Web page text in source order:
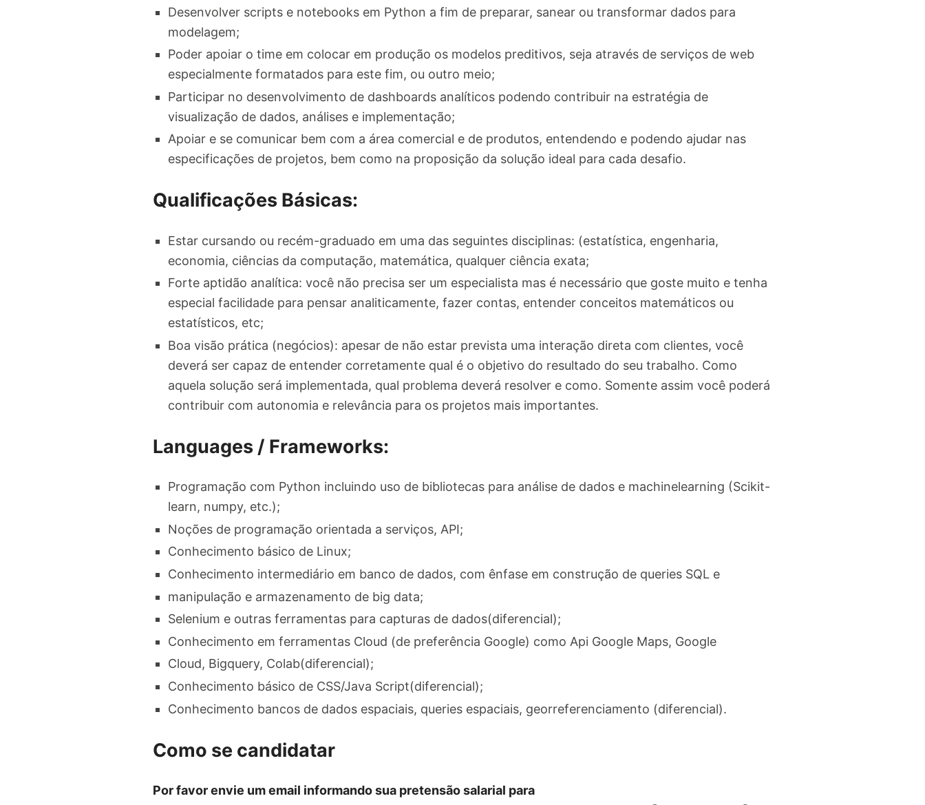
Desenvolver scripts e notebooks em Python a fim de preparar, sanear ou transformar dados para
modelagem;
Poder apoiar o time em colocar em produção os modelos preditivos, seja através de serviços de web
especialmente formatados para este fim, ou outro meio;
Participar no desenvolvimento de dashboards analíticos podendo contribuir na estratégia de
visualização de dados, análises e implementação;
Apoiar e se comunicar bem com a área comercial e de produtos, entendendo e podendo ajudar nas
especificações de projetos, bem como na proposição da solução ideal para cada desafio.
Qualificações Básicas:
Estar cursando ou recém-graduado em uma das seguintes disciplinas: (estatística, engenharia,
economia, ciências da computação, matemática, qualquer ciência exata;
Forte aptidão analítica: você não precisa ser um especialista mas é necessário que goste muito e tenha
especial facilidade para pensar analiticamente, fazer contas, entender conceitos matemáticos ou
estatísticos, etc;
Boa visão prática (negócios): apesar de não estar prevista uma interação direta com clientes, você
deverá ser capaz de entender corretamente qual é o objetivo do resultado do seu trabalho. Como
aquela solução será implementada, qual problema deverá resolver e como. Somente assim você poderá
contribuir com autonomia e relevância para os projetos mais importantes.
Languages / Frameworks:
Programação com Python incluindo uso de bibliotecas para análise de dados e machinelearning (Scikit-
learn, numpy, etc.);
Noções de programação orientada a serviços, API;
Conhecimento básico de Linux;
Conhecimento intermediário em banco de dados, com ênfase em construção de queries SQL e
manipulação e armazenamento de big data;
Selenium e outras ferramentas para capturas de dados(diferencial);
Conhecimento em ferramentas Cloud (de preferência Google) como Api Google Maps, Google
Cloud, Bigquery, Colab(diferencial);
Conhecimento básico de CSS/Java Script(diferencial);
Conhecimento bancos de dados espaciais, queries espaciais, georreferenciamento (diferencial).
Como se candidatar
Por favor envie um email informando sua pretensão salarial para